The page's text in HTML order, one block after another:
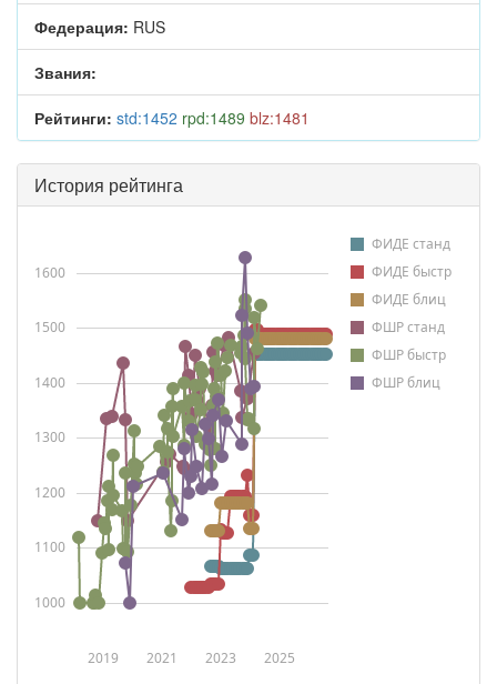
Федерация: RUS
Звания:
Рейтинги: std:1452 rpd:1489 blz:1481
История рейтинга
ФИДЕ станд
ФИДЕ быстр
ФИДЕ блиц
ФШР станд
ФШР быстр
ФШР блиц
2019 2021 2023 2025
1000
1100
1200
1300
1400
1500
1600